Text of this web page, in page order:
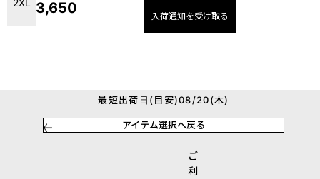
2XL 3,650 入荷通知を受け取る
最短出荷日(目安)08/20(木)
アイテム選択へ戻る
ご
利